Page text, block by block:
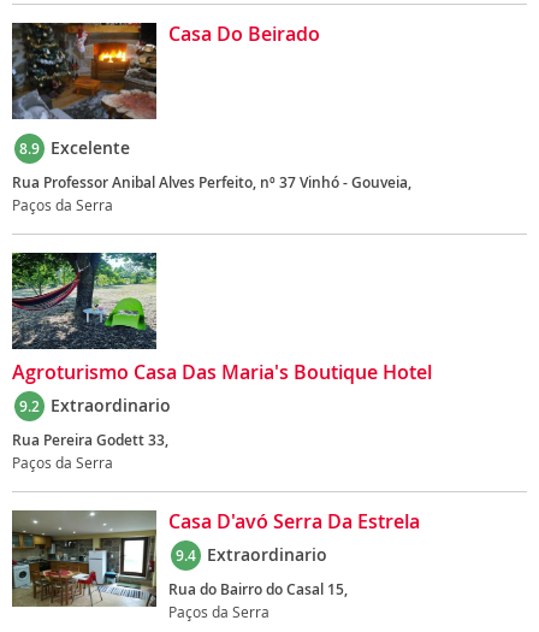
Casa Do Beirado
8.9 Excelente
Rua Professor Anibal Alves Perfeito, nº 37 Vinhó - Gouveia,
Paços da Serra
Agroturismo Casa Das Maria's Boutique Hotel
9.2 Extraordinario
Rua Pereira Godett 33,
Paços da Serra
Casa D'avó Serra Da Estrela
9.4 Extraordinario
Rua do Bairro do Casal 15,
Paços da Serra